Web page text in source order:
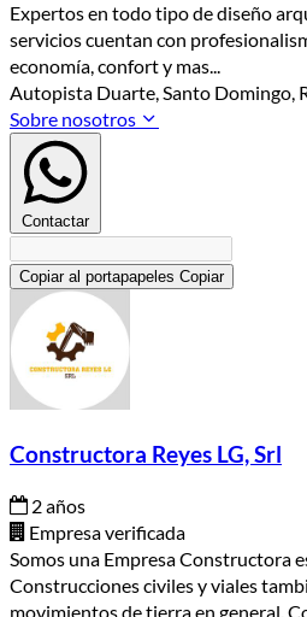
Expertos en todo tipo de diseño
servicios cuentan con
economía, confort y mas...
Autopista Duarte, Santo Domingo,
Sobre nosotros
Contactar
Copiar al portapapeles Copiar
Constructora Reyes LG, Srl
2 años
Empresa verificada
Somos una Empresa Constructora
Construcciones civiles y viales
movimientos de tierra en general,